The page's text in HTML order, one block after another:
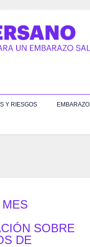
Y RIESGOS EMBARAZO
SOBRE
DE